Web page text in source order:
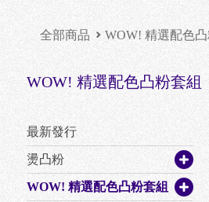
全部商品 WOW! 精選配色凸
WOW! 精選配色凸粉套組
最新發行
燙凸粉
WOW! 精選配色凸粉套組